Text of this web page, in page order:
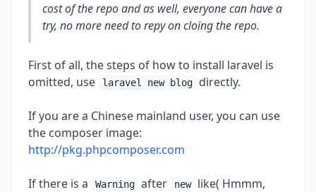
cost of the repo and as well, everyone can have a
try, no more need to repy on cloing the repo.
First of all, the steps of how to install laravel is
omitted, use
laravel new blog directly.
If you are a Chinese mainland user, you can use
the composer image:
http://pkg.phpcomposer.com
If there is a Warning after new
like( Hmmm,